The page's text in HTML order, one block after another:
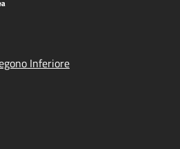
Inferiore